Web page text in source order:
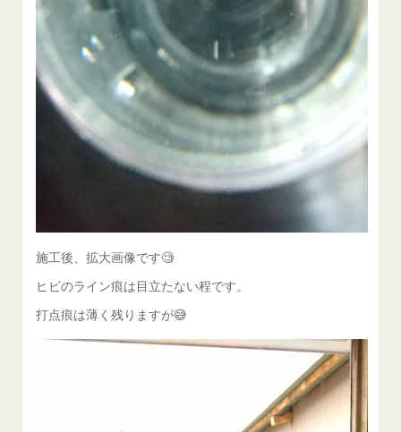
施工後、拡大画像です🧐
ヒビのライン痕は目立たない程です。
打点痕は薄く残りますが😅